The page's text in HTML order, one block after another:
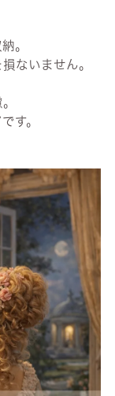
。
ないません。
す。